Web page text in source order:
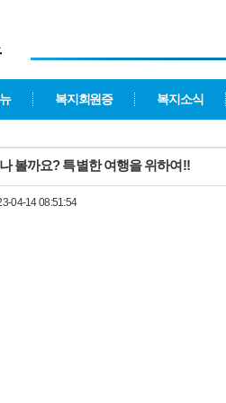
복지회원증 복지소식
볼까요? 특별한 여행을 위하여!!
04-14 08:51:54